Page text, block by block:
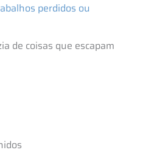
perdidos ou
de coisas que escapam